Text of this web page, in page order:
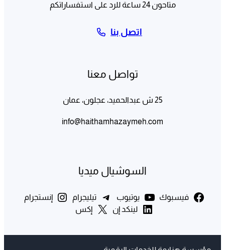
متاحون 24 ساعة للرد على استفساراتكم
اتصل بنا
تواصل معنا
25 ش عبدالحميد، عجلون، عمان
info@haithamhazaymeh.com
السوشيال ميديا
فيسبوك يوتيوب تيليجرام
إنستجرام
لينكد إن
إكس